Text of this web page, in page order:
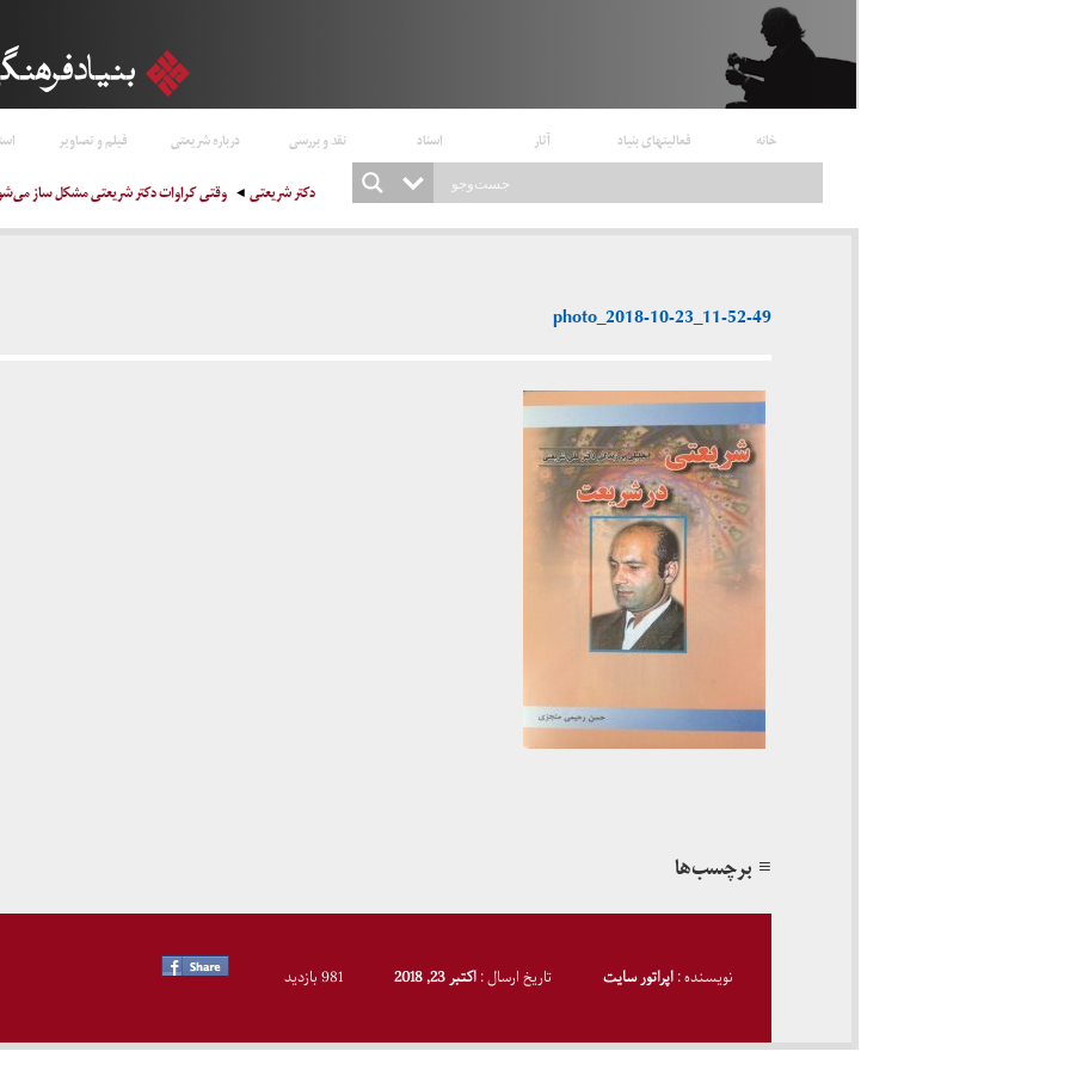
خانه فعالیتهای بنیاد آثار اسناد نقد و بررسی درباره شریعتی فیلم و تصاویر
دکتر شریعتی وقتی کراوات دکتر شریعتی مشکل ساز می‌شود (۳۰ مهر
photo_2018-10-23_11-52-49
≡ برچسب‌ها
نویسنده :اپراتور سایت تاریخ ارسال :اکتبر 23, 2018 981 بازدید